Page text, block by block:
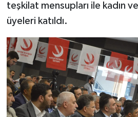
teşkilat mensupları ile kadın
üyeleri katıldı.
SPOR
YAŞAM